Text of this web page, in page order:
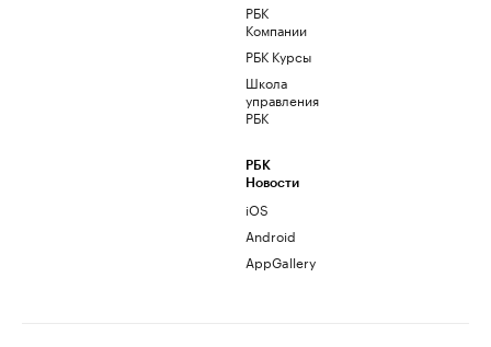
РБК
Компании
РБК Курсы
Школа
управления
РБК
РБК
Новости
iOS
Android
AppGallery